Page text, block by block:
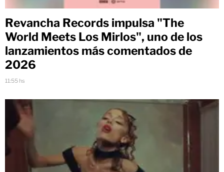
Revancha Records impulsa "The
World Meets Los Mirlos", uno de los
lanzamientos más comentados de
2026
11:55 hs